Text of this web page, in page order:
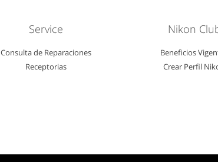
Service
Consulta de Reparaciones
Receptorias
Nikon
Beneficios
Crear Perfil